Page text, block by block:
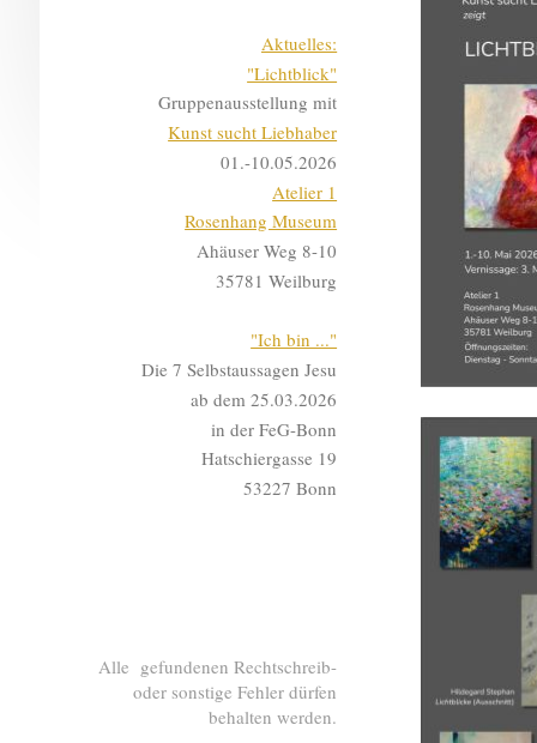
Aktuelles:
"Lichtblick"
Gruppenausstellung mit
Kunst sucht Liebhaber
01.-10.05.2026
Atelier 1
Rosenhang Museum
Ahäuser Weg 8-10
35781 Weilburg
"Ich bin ..."
Die 7 Selbstaussagen Jesu
ab dem 25.03.2026
in der FeG-Bonn
Hatschiergasse 19
53227 Bonn
Alle gefundenen Rechtschreib-
oder sonstige Fehler dürfen
behalten werden.